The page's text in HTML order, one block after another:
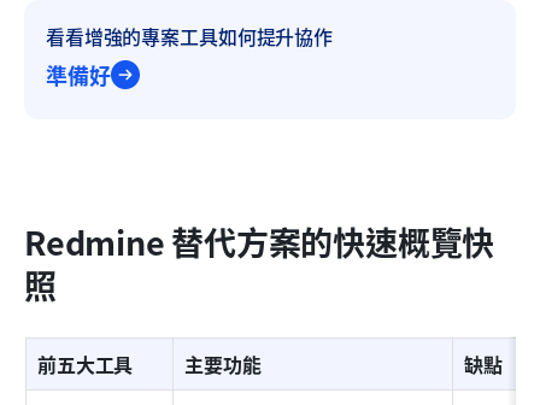
看看增強的專案工具如何提升協作
準備好
Redmine 替代方案的快速概覽快
照
前五大工具 主要功能 缺點